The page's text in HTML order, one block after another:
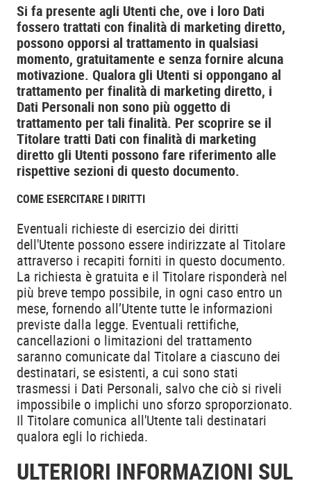
Si fa presente agli Utenti che, ove i loro Dati
fossero trattati con finalità di marketing diretto,
possono opporsi al trattamento in qualsiasi
momento, gratuitamente e senza fornire alcuna
motivazione. Qualora gli Utenti si oppongano al
trattamento per finalità di marketing diretto, i
Dati Personali non sono più oggetto di
trattamento per tali finalità. Per scoprire se il
Titolare tratti Dati con finalità di marketing
diretto gli Utenti possono fare riferimento alle
rispettive sezioni di questo documento.
COME ESERCITARE I DIRITTI
Eventuali richieste di esercizio dei diritti
dell'Utente possono essere indirizzate al Titolare
attraverso i recapiti forniti in questo documento.
La richiesta è gratuita e il Titolare risponderà nel
più breve tempo possibile, in ogni caso entro un
mese, fornendo all’Utente tutte le informazioni
previste dalla legge. Eventuali rettifiche,
cancellazioni o limitazioni del trattamento
saranno comunicate dal Titolare a ciascuno dei
destinatari, se esistenti, a cui sono stati
trasmessi i Dati Personali, salvo che ciò si riveli
impossibile o implichi uno sforzo sproporzionato.
Il Titolare comunica all'Utente tali destinatari
qualora egli lo richieda.
ULTERIORI INFORMAZIONI SUL